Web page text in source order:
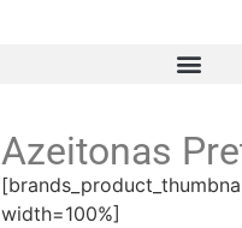
Azeitonas
width=100%]